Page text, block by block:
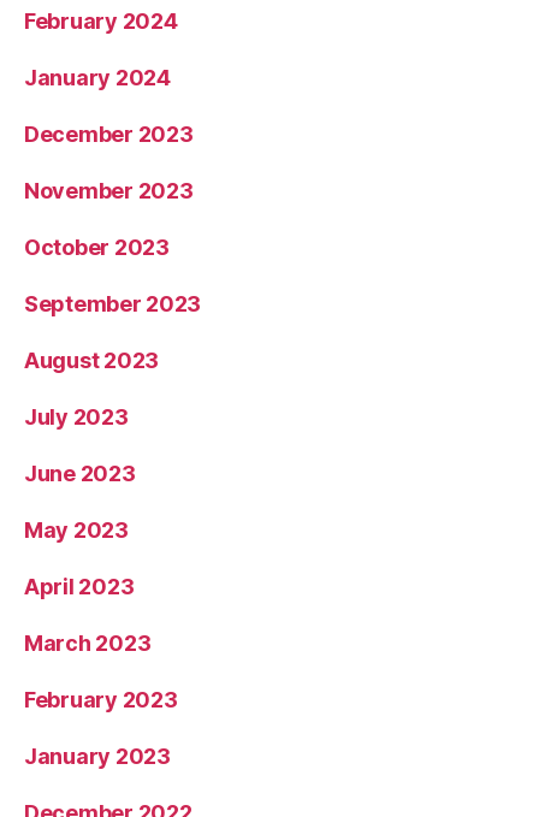
February 2024
January 2024
December 2023
November 2023
October 2023
September 2023
August 2023
July 2023
June 2023
May 2023
April 2023
March 2023
February 2023
January 2023